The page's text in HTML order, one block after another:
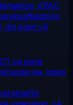
APAC
din egen v4
og mere
ingen